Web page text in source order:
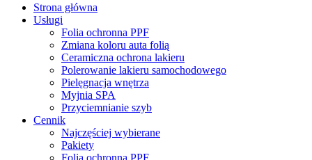
Close
Menu
Strona główna
Usługi
Folia ochronna PPF
Zmiana koloru auta folią
Ceramiczna ochrona lakieru
Polerowanie lakieru samochodowego
Pielęgnacja wnętrza
Myjnia SPA
Przyciemnianie szyb
Cennik
Najczęściej wybierane
Pakiety